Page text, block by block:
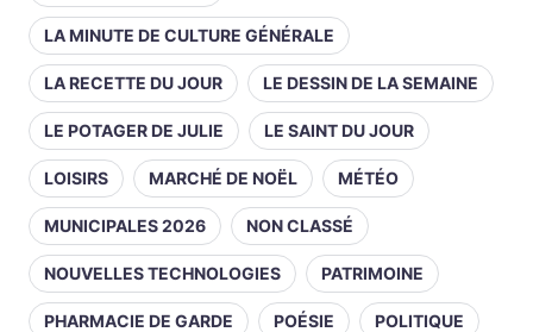
LA MINUTE DE CULTURE GÉNÉRALE
LA RECETTE DU JOUR LE DESSIN DE LA SEMAINE
LE POTAGER DE JULIE LE SAINT DU JOUR
LOISIRS MARCHÉ DE NOËL MÉTÉO
MUNICIPALES 2026 NON CLASSÉ
NOUVELLES TECHNOLOGIES PATRIMOINE
PHARMACIE DE GARDE POÉSIE POLITIQUE